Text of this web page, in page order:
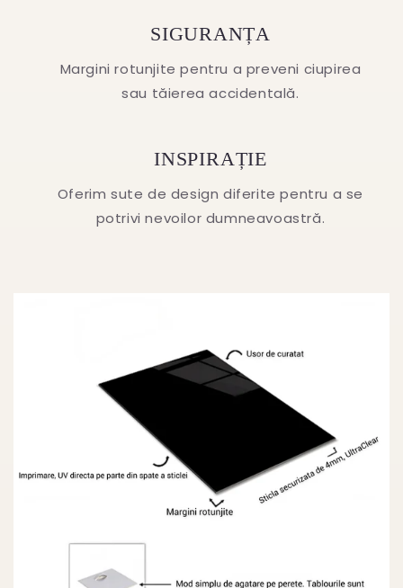
SIGURANȚA
Margini rotunjite pentru a preveni ciupirea
sau tăierea accidentală.
INSPIRAȚIE
Oferim sute de design diferite pentru a se
potrivi nevoilor dumneavoastră.